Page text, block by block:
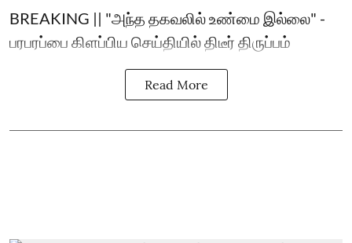
BREAKING || "அந்த தகவலில் உண்மை இல்லை" -
பரபரப்பை கிளப்பிய செய்தியில் திடீர் திருப்பம்
Read More